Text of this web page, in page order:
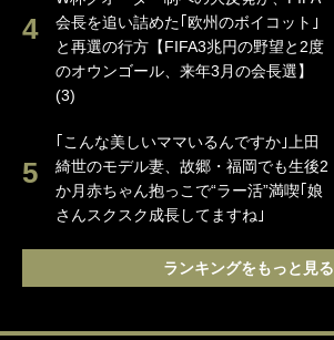
会長を追い詰めた｢欧州のボイコット｣
と再選の行方【FIFA3兆円の野望と2度
のオウンゴール、来年3月の会長選】
(3)
｢こんな美しいママいるんですか｣上田
綺世のモデル妻、故郷・福岡でも生後2
か月赤ちゃん抱っこで“ラー活”満喫｢娘
さんスクスク成長してますね｣
ランキングをもっと見る